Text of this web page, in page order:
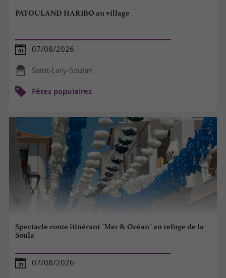
PATOULAND HARIBO au village
07/08/2026
Saint-Lary-Soulan
Fêtes populaires
Spectacle conte itinérant "Mer & Océan" au refuge de la
Soula
07/08/2026